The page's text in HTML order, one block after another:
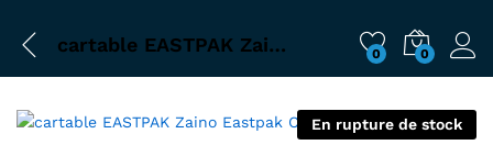
cartable EASTPAK Zaino Eastpak Casual Pinnacle 0 0
En rupture de stock